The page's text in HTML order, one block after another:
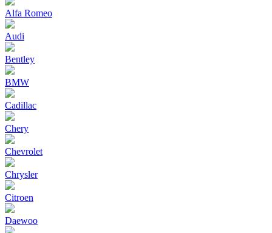
Alfa Romeo
Audi
Bentley
BMW
Cadillac
Chery
Chevrolet
Chrysler
Citroen
Daewoo